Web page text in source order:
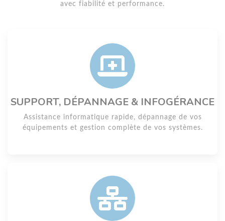
avec fiabilité et performance.
SUPPORT, DÉPANNAGE & INFOGÉRANCE
Assistance informatique rapide, dépannage de vos
équipements et gestion complète de vos systèmes.